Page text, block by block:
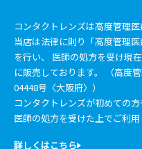
コンタクトレンズは高度管理医
当店は法律に則り「高度管理
を行い、 医師の処方を受け現
に販売しております。 （高度
04448号〈大阪府〉）
コンタクトレンズが初めての
医師の処方を受けた上でご利用
詳しくはこちら